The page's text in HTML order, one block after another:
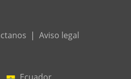
| Aviso legal